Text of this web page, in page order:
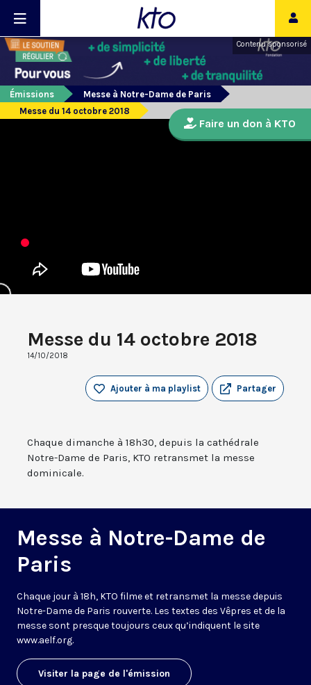
Contenu sponsorisé
Émissions
Messe à Notre-Dame de Paris
Messe du 14 octobre 2018
Messe du 14 octobre 2018
14/10/2018
Partager
Ajouter à ma playlist
Chaque dimanche à 18h30, depuis la cathédrale
Notre-Dame de Paris, KTO retransmet la messe
dominicale.
Messe à Notre-Dame de
Paris
Chaque jour à 18h, KTO filme et retransmet la messe depuis
Notre-Dame de Paris rouverte. Les textes des Vêpres et de la
messe sont presque toujours ceux qu’indiquent le site
www.aelf.org.
Visiter la page de l'émission
Faire un don à KTO